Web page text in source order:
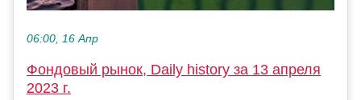
06:00, 16 Апр
Фондовый рынок, Daily history за 13 апреля
2023 г.